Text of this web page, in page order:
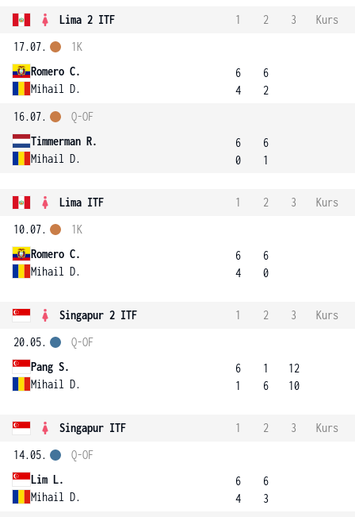
Lima 2 ITF 1 2 3
Kurs
17.07.
Romero C.
Mihail D.
1K
6
4
6
2
16.07.
Timmerman R.
Mihail D.
Q-OF
6
0
6
1
Lima ITF 1 2 3
Kurs
10.07.
Romero C.
Mihail D.
1K
6
4
6
0
Singapur 2 ITF 1 2 3
Kurs
20.05.
Pang S.
Mihail D.
Q-OF
6
1
1
6
12
10
Singapur ITF 1 2 3
Kurs
14.05.
Lim L.
Mihail D.
Q-OF
6
4
6
3